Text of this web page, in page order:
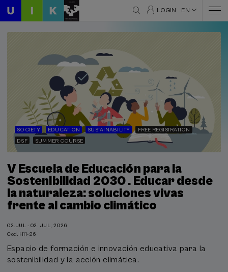
LOGIN EN
SOCIETY EDUCATION SUSTAINABILITY
FREE REGISTRATION
DSF
SUMMER COURSE
V Escuela de Educación para la
Sostenibilidad 2030 . Educar desde
la naturaleza: soluciones vivas
frente al cambio climático
02.JUL - 02. JUL, 2026
Cod. H11-26
Espacio de formación e innovación educativa para la
sostenibilidad y la acción climática.